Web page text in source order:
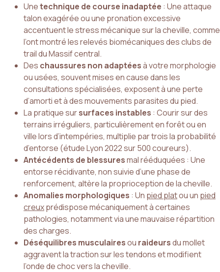
Unetechnique de course inadaptée : Une attaque
talon exagérée ou une pronation excessive
accentuent le stress mécanique sur la cheville, comme
l’ont montré les relevés biomécaniques des clubs de
trail du Massif central.
Des chaussures non adaptéesà votre morphologie
ou usées, souvent mises en cause dans les
consultations spécialisées, exposent à une perte
d’amorti et à des mouvements parasites du pied.
La pratique sursurfaces instables : Courir sur des
terrains irréguliers, particulièrement en forêt ou en
ville lors d’intempéries, multiplie par trois la probabilité
d’entorse (étude Lyon 2022 sur 500 coureurs).
Antécédents de blessuresmal rééduquées : Une
entorse récidivante, non suivie d’une phase de
renforcement, altère la proprioception de la cheville.
Anomalies morphologiques : Un pied platou un pied
creuxprédispose mécaniquement à certaines
pathologies, notamment via une mauvaise répartition
des charges.
Déséquilibres musculairesou raideursdu mollet
aggravent la traction sur les tendons et modifient
l’onde de choc vers la cheville.